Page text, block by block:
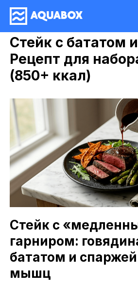
Стейк с бататом
Рецепт для
(850+ ккал)
Стейк с
гарниром:
бататом и
мышц